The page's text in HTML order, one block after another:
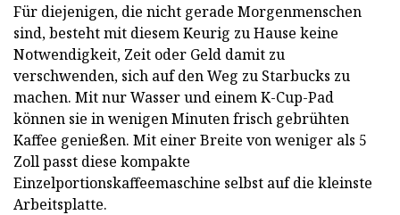
Für diejenigen, die nicht gerade Morgenmenschen
sind, besteht mit diesem Keurig zu Hause keine
Notwendigkeit, Zeit oder Geld damit zu
verschwenden, sich auf den Weg zu Starbucks zu
machen. Mit nur Wasser und einem K-Cup-Pad
können sie in wenigen Minuten frisch gebrühten
Kaffee genießen. Mit einer Breite von weniger als 5
Zoll passt diese kompakte
Einzelportionskaffeemaschine selbst auf die kleinste
Arbeitsplatte.